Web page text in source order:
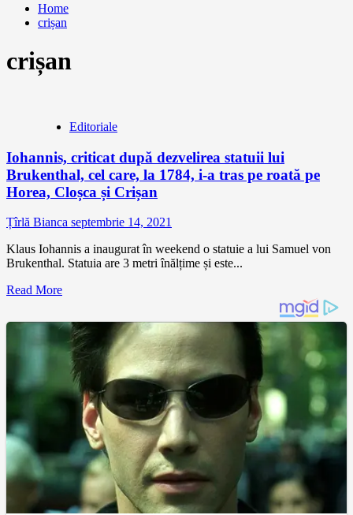
Home
crișan
crișan
Editoriale
Iohannis, criticat după dezvelirea statuii lui
Brukenthal, cel care, la 1784, i-a tras pe roată pe
Horea, Cloșca și Crișan
Țîrlă Bianca septembrie 14, 2021
Klaus Iohannis a inaugurat în weekend o statuie a lui Samuel von
Brukenthal. Statuia are 3 metri înălțime și este...
Read More